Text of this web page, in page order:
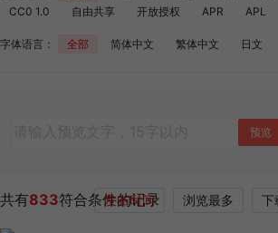
CC0 1.0
自由共享 开放授权 APR APL
字体语言： 全部 简体中文 繁体中文 日文
共有833符合条件的记录
发布时间 浏览最多 下